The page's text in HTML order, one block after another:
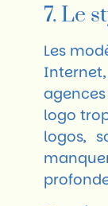
7. Le
Les
logo
logos,